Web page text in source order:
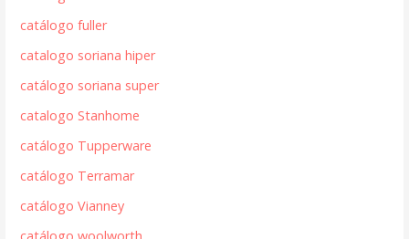
catálogo fuller
catalogo soriana hiper
catálogo soriana super
catalogo Stanhome
catálogo Tupperware
catálogo Terramar
catálogo Vianney
catálogo woolworth